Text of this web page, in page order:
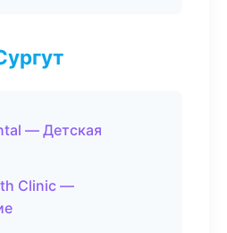
— Детская
Clinic —